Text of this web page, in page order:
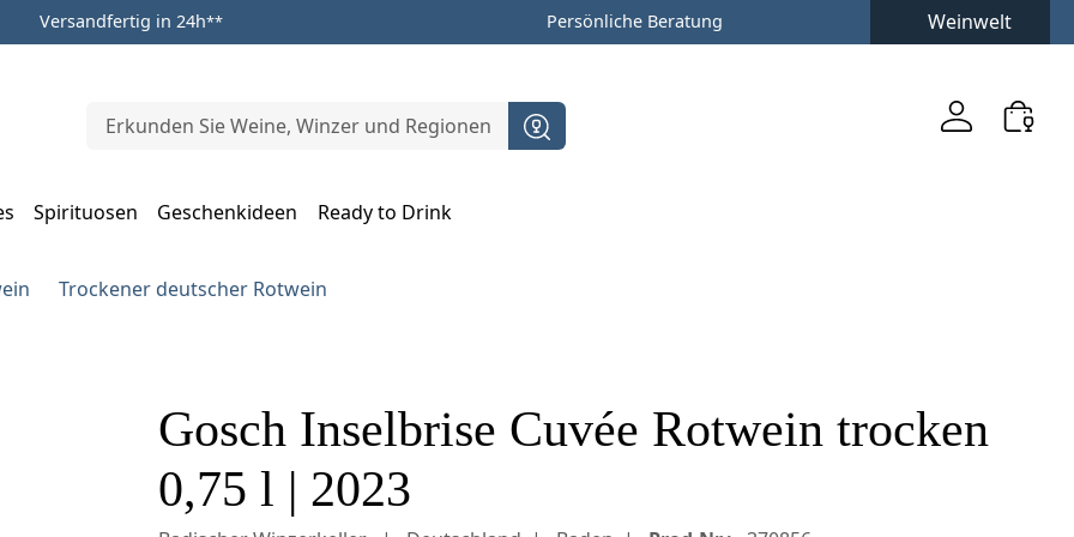
Versandfertig in 24h** Persönliche Beratung Weinwelt
Spirituosen Geschenkideen
Ready to Drink
Trockener deutscher Rotwein
Gosch Inselbrise Cuvée Rotwein trocken
0,75 l | 2023